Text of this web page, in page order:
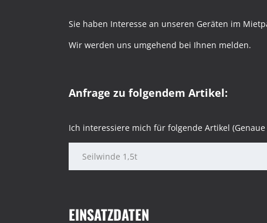
Sie haben Interesse an unseren Geräten im
Wir werden uns umgehend bei Ihnen melden.
Anfrage zu folgendem Artikel:
Ich interessiere mich für folgende Artikel
EINSATZDATEN